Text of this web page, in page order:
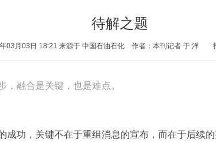
待解之题
03月03日 18:21 来源于 中国石油石化 作者：本刊记者 于 洋
，融合是关键，也是难点。
功，关键不在于重组消息的宣布，而在于后续的